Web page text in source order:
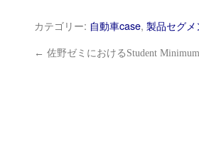
カテゴリー: 自動車case, 製品セグ
← 佐野ゼミにおけるStudent Minimum